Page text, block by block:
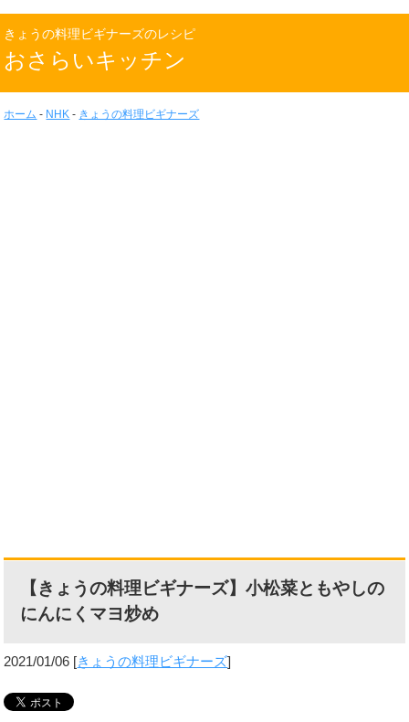
きょうの料理ビギナーズのレシピ
おさらいキッチン
ホーム - NHK - きょうの料理ビギナーズ
【きょうの料理ビギナーズ】小松菜ともやしの
にんにくマヨ炒め
2021/01/06 [きょうの料理ビギナーズ]